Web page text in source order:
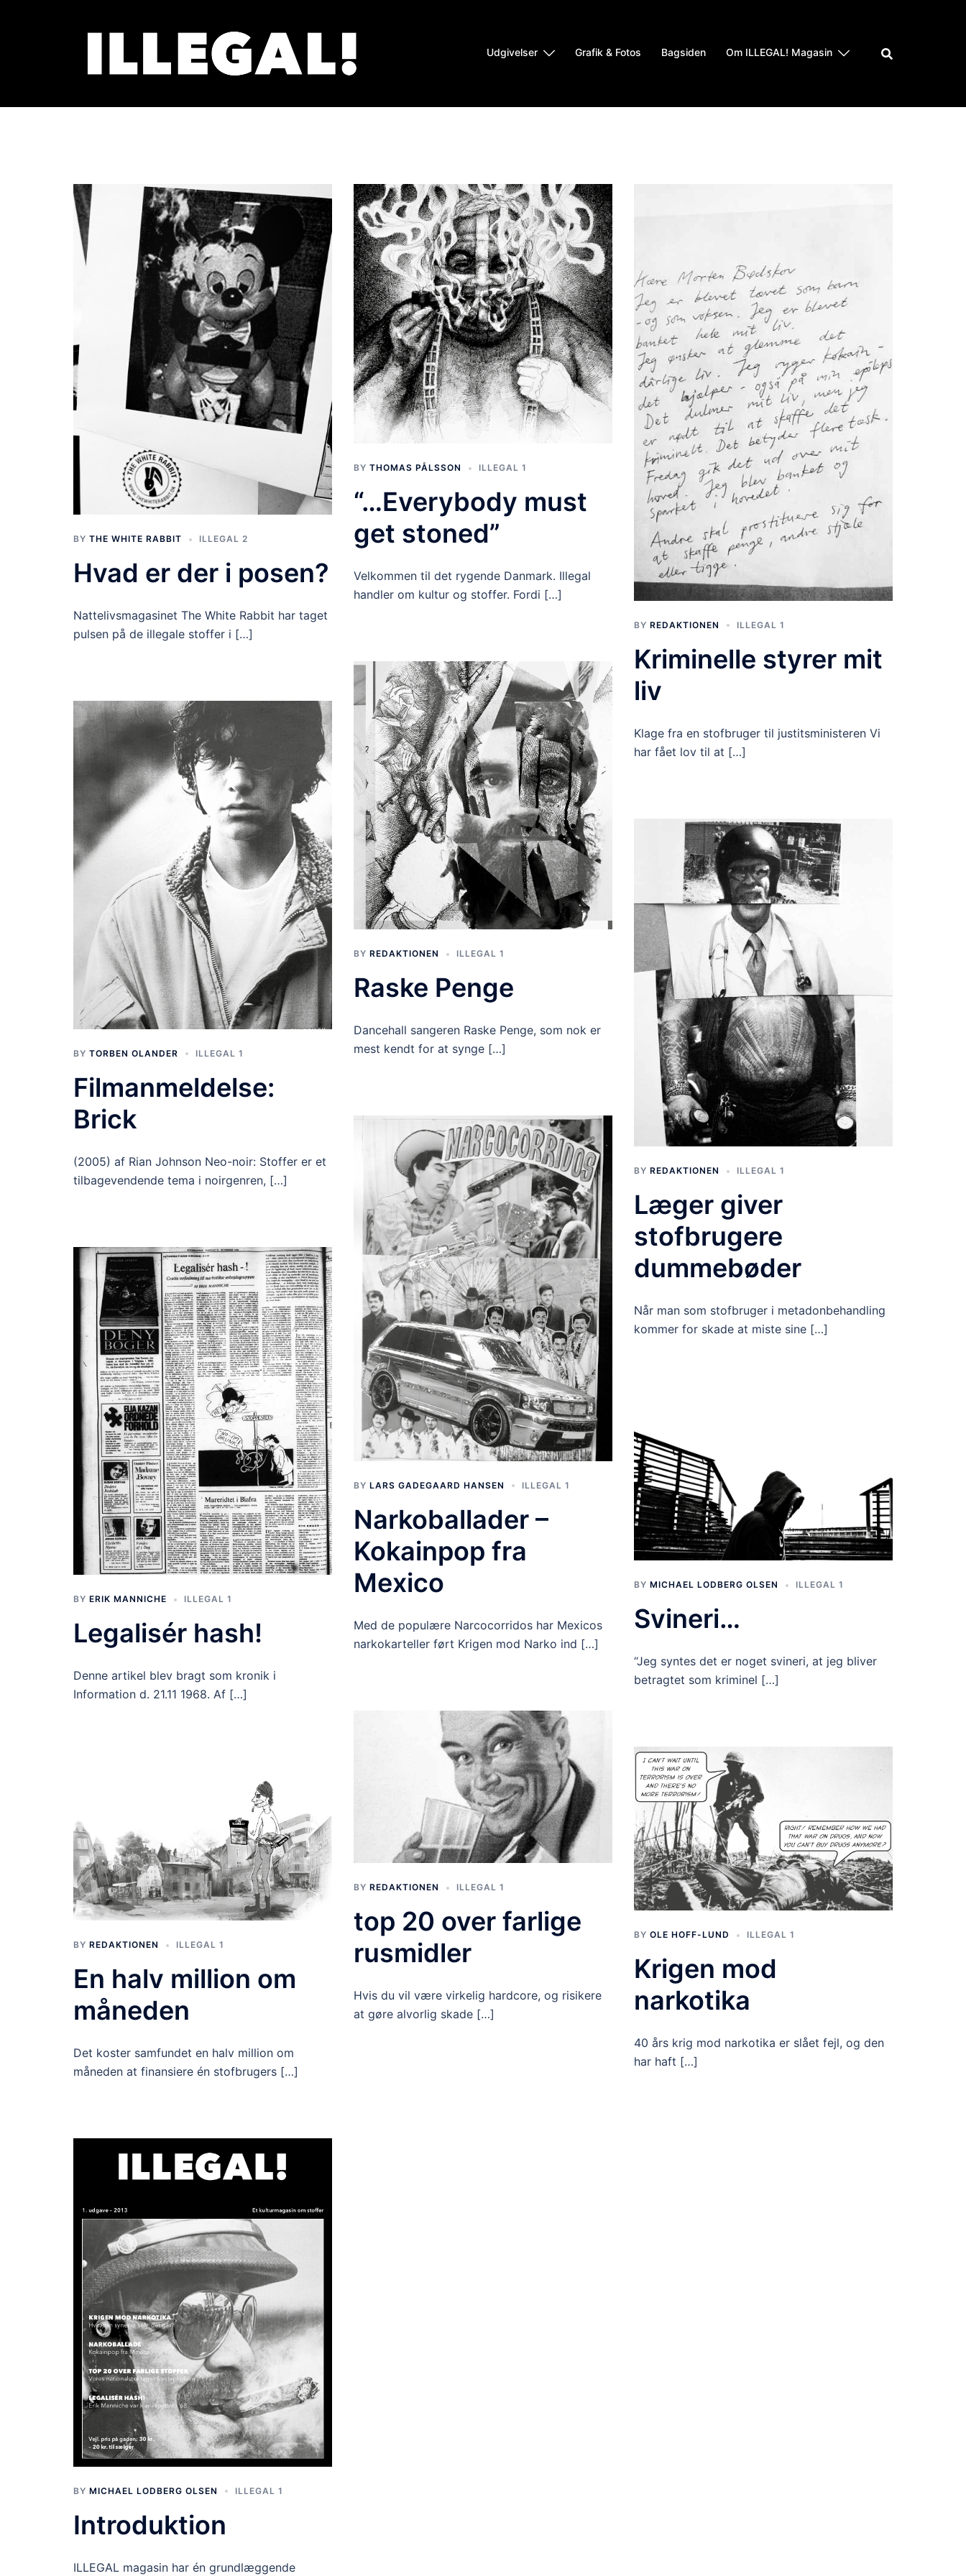
Udgivelser Grafik & Fotos Bagsiden Om ILLEGAL! Magasin
BY THE WHITE RABBIT ILLEGAL 2
Hvad er der i posen?
Nattelivsmagasinet The White Rabbit har taget
pulsen på de illegale stoffer i […]
BY THOMAS PÅLSSON ILLEGAL 1
“…Everybody must
get stoned”
Velkommen til det rygende Danmark. Illegal
handler om kultur og stoffer. Fordi […]
BY REDAKTIONEN ILLEGAL 1
Kriminelle styrer mit
liv
Klage fra en stofbruger til justitsministeren Vi
har fået lov til at […]
BY TORBEN OLANDER ILLEGAL 1
Filmanmeldelse:
Brick
(2005) af Rian Johnson Neo-noir: Stoffer er et
tilbagevendende tema i noirgenren, […]
BY REDAKTIONEN ILLEGAL 1
Raske Penge
Dancehall sangeren Raske Penge, som nok er
mest kendt for at synge […]
BY REDAKTIONEN ILLEGAL 1
Læger giver
stofbrugere
dummebøder
Når man som stofbruger i metadonbehandling
kommer for skade at miste sine […]
BY ERIK MANNICHE ILLEGAL 1
Legalisér hash!
Denne artikel blev bragt som kronik i
Information d. 21.11 1968. Af […]
BY LARS GADEGAARD HANSEN ILLEGAL 1
Narkoballader –
Kokainpop fra
Mexico
Med de populære Narcocorridos har Mexicos
narkokarteller ført Krigen mod Narko ind […]
BY MICHAEL LODBERG OLSEN ILLEGAL 1
Svineri…
“Jeg syntes det er noget svineri, at jeg bliver
betragtet som kriminel […]
BY REDAKTIONEN ILLEGAL 1
En halv million om
måneden
Det koster samfundet en halv million om
måneden at finansiere én stofbrugers […]
BY REDAKTIONEN ILLEGAL 1
top 20 over farlige
rusmidler
Hvis du vil være virkelig hardcore, og risikere
at gøre alvorlig skade […]
BY OLE HOFF-LUND ILLEGAL 1
Krigen mod
narkotika
40 års krig mod narkotika er slået fejl, og den
har haft […]
BY MICHAEL LODBERG OLSEN ILLEGAL 1
Introduktion
ILLEGAL magasin har én grundlæggende